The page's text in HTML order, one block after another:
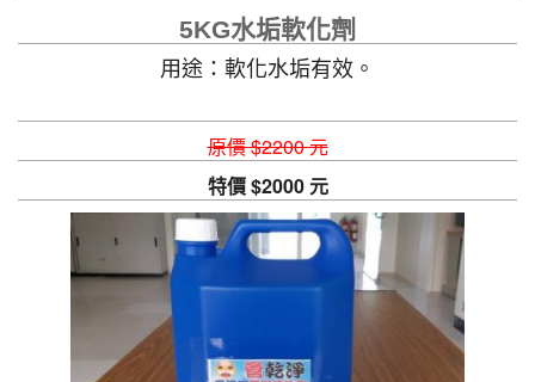
5KG水垢軟化劑
用途：軟化水垢有效。
原價 $2200 元
特價 $2000 元